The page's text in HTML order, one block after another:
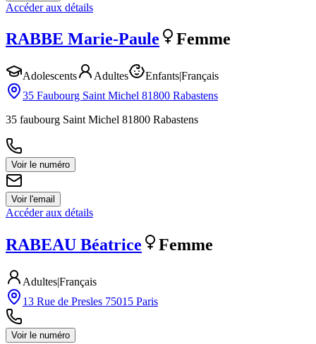
Accéder aux détails
RABBE Marie-Paule Femme
Adolescents Adultes Enfants|Français
35 Faubourg Saint Michel 81800 Rabastens
35 faubourg Saint Michel 81800 Rabastens
Voir le numéro
Voir l'email
Accéder aux détails
RABEAU Béatrice Femme
Adultes|Français
13 Rue de Presles 75015 Paris
Voir le numéro